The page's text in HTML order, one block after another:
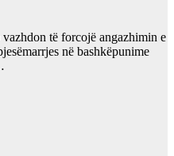
të forcojë angazhimin e
në bashkëpunime